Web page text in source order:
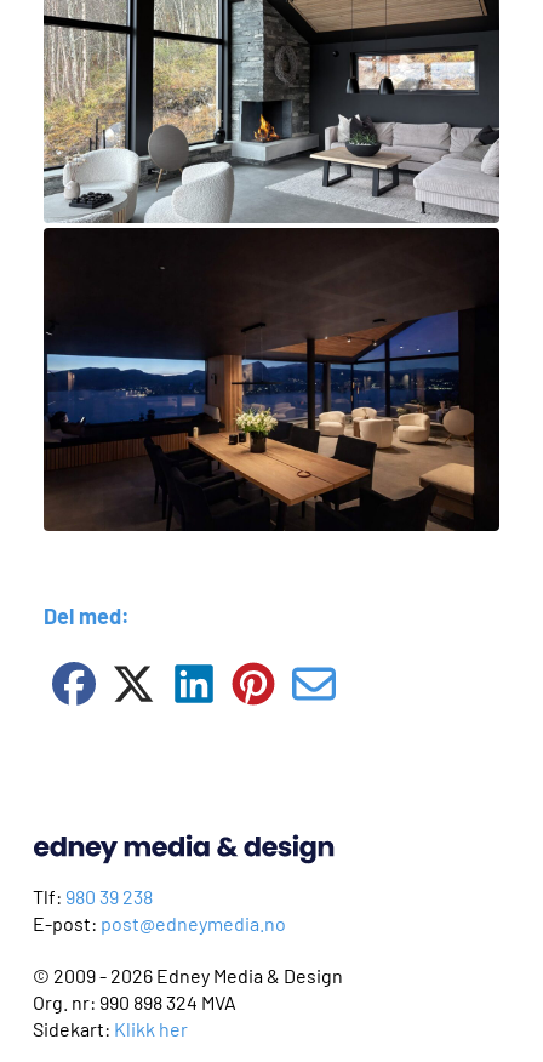
Del med:
Tlf: 980 39 238
E-post: post@edneymedia.no
© 2009 - 2026 Edney Media & Design
Org. nr: 990 898 324 MVA
Sidekart: Klikk her